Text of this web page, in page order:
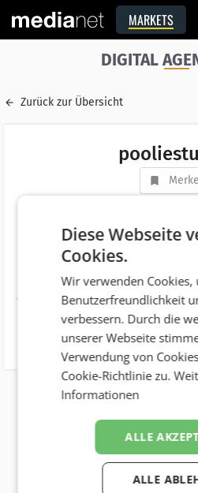
MARKETS
DIGITAL
Zurück zur Übersicht
AT 1150 Wien
Telefonnummer +43 (720) 775 135
Website https://
Diese Webseite
Cookies.
Wir verwenden Cookies,
Benutzerfreundlichkeit
verbessern. Durch die
unserer Webseite
Verwendung von
Cookie-Richtlinie zu.
Informationen
ALLE
ALLE